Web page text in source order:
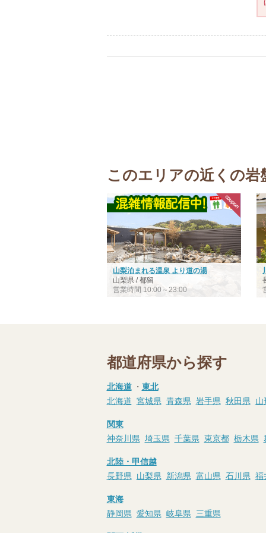
このエリアの近くの岩
山梨泊まれる温泉 より道の湯
山梨県 / 都留
営業時間 10:00～23:00
都道府県から探す
北海道・ 東北
北海道 宮城県 青森県 岩手県 秋田県 山
関東
神奈川県 埼玉県 千葉県 東京都 栃木県
北陸・甲信越
長野県 山梨県 新潟県 富山県 石川県 福
東海
静岡県 愛知県 岐阜県 三重県